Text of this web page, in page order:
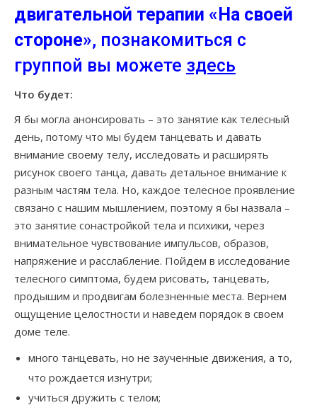
двигательной терапии «На своей
стороне», познакомиться с
группой вы можете здесь
Что будет:
Я бы могла анонсировать – это занятие как телесный
день, потому что мы будем танцевать и давать
внимание своему телу, исследовать и расширять
рисунок своего танца, давать детальное внимание к
разным частям тела. Но, каждое телесное проявление
связано с нашим мышлением, поэтому я бы назвала –
это занятие сонастройкой тела и психики, через
внимательное чувствование импульсов, образов,
напряжение и расслабление. Пойдем в исследование
телесного симптома, будем рисовать, танцевать,
продышим и продвигам болезненные места. Вернем
ощущение целостности и наведем порядок в своем
доме теле.
много танцевать, но не заученные движения, а то,
что рождается изнутри;
учиться дружить с телом;